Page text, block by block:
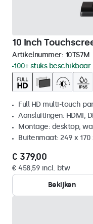
10 Inch
Artikelnummer: 10TS7M
100+ stuks beschikbaar
Full HD multi-touch
Aansluitingen: HDMI,
Montage: desktop,
Buitenmaat: 249 x
€ 379,00
€ 458,59 incl. btw
Bekijken